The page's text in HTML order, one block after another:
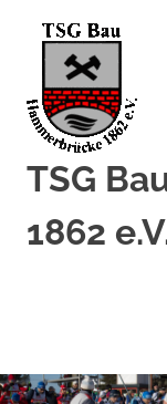
Inhalt
springen
TSG
1862